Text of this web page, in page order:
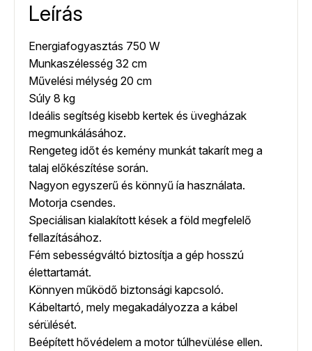
Leírás
Energiafogyasztás 750 W
Munkaszélesség 32 cm
Művelési mélység 20 cm
Súly 8 kg
Ideális segítség kisebb kertek és üvegházak
megmunkálásához.
Rengeteg időt és kemény munkát takarít meg a
talaj előkészítése során.
Nagyon egyszerű és könnyű ía használata.
Motorja csendes.
Speciálisan kialakított kések a föld megfelelő
fellazításához.
Fém sebességváltó biztosítja a gép hosszú
élettartamát.
Könnyen működő biztonsági kapcsoló.
Kábeltartó, mely megakadályozza a kábel
sérülését.
Beépített hővédelem a motor túlhevülése ellen.